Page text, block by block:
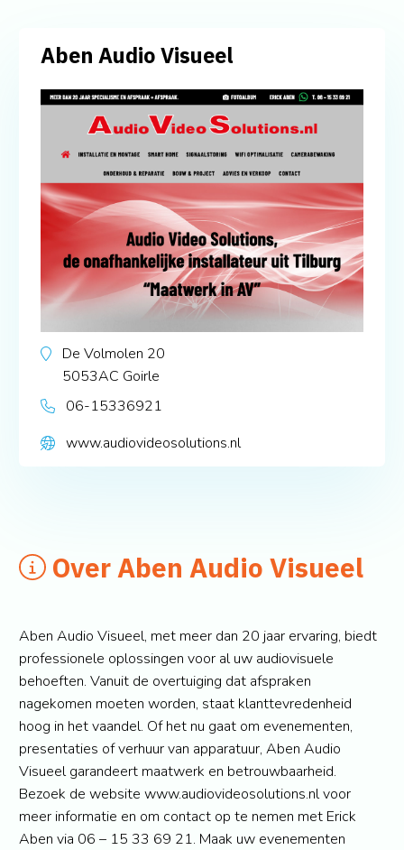
Aben Audio Visueel
De Volmolen 20
5053AC Goirle
06-15336921
www.audiovideosolutions.nl
Over Aben Audio Visueel
Aben Audio Visueel, met meer dan 20 jaar ervaring, biedt
professionele oplossingen voor al uw audiovisuele
behoeften. Vanuit de overtuiging dat afspraken
nagekomen moeten worden, staat klanttevredenheid
hoog in het vaandel. Of het nu gaat om evenementen,
presentaties of verhuur van apparatuur, Aben Audio
Visueel garandeert maatwerk en betrouwbaarheid.
Bezoek de website www.audiovideosolutions.nl voor
meer informatie en om contact op te nemen met Erick
Aben via 06 – 15 33 69 21. Maak uw evenementen